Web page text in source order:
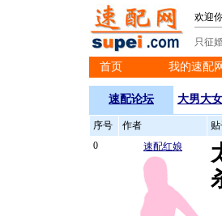
欢迎
只征
首页 我的速配网
速配论坛 大男大女
序号 作者
0
速配红娘